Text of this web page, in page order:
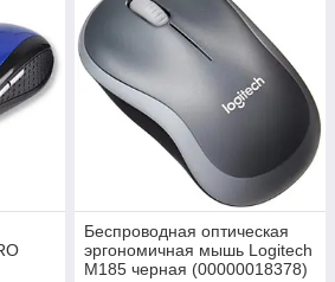
Беспроводная оптическая
эргономичная мышь Logitech
M185 черная (00000018378)